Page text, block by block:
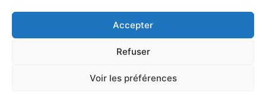
Accepter
Refuser
Voir les préférences
Téléphone:0 805 69 64 75 / 02 37 34 04 04
contact@smvformation.fr
Création & Hébergement Web Cloud par